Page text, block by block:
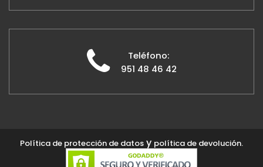
Teléfono:
951 48 46 42
Política de protección de datos y política de devolución.